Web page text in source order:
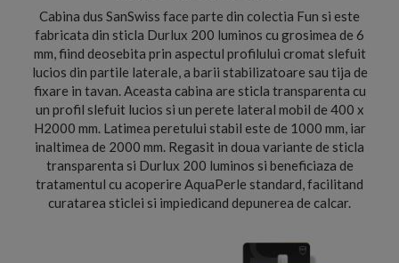
Cabina dus SanSwiss face parte din colectia Fun si este
fabricata din sticla Durlux 200 luminos cu grosimea de 6
mm, fiind deosebita prin aspectul profilului cromat slefuit
lucios din partile laterale, a barii stabilizatoare sau tija de
fixare in tavan. Aceasta cabina are sticla transparenta cu
un profil slefuit lucios si un perete lateral mobil de 400 x
H2000 mm. Latimea peretului stabil este de 1000 mm, iar
inaltimea de 2000 mm. Regasit in doua variante de sticla
transparenta si Durlux 200 luminos si beneficiaza de
tratamentul cu acoperire AquaPerle standard, facilitand
curatarea sticlei si impiedicand depunerea de calcar.